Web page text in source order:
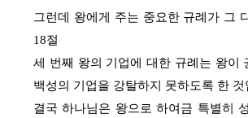
그런데 왕에게 주는 중요한 규례가 그
18절
세 번째 왕의 기업에 대한 규례는 왕이
백성의 기업을 강탈하지 못하도록 한 것
결국 하나님은 왕으로 하여금 특별히